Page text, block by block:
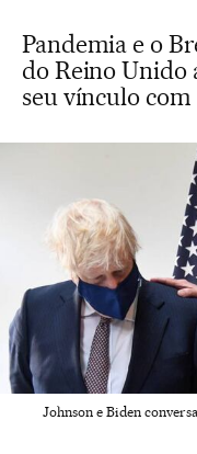
Pandemia e o
do Reino Unido
seu vínculo com
Johnson e Biden